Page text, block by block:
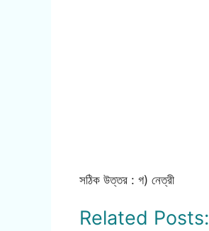
সঠিক উত্তর : গ) নেত্রী
Related Posts: